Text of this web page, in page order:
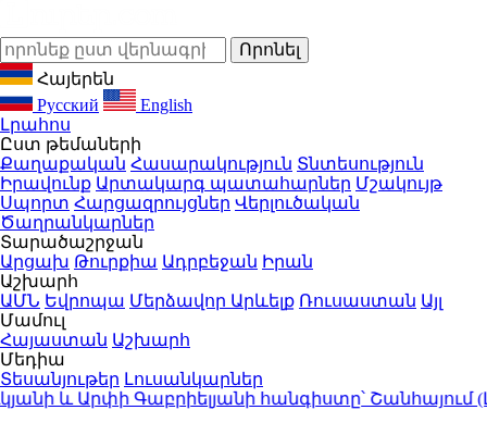
Հայերեն
Русский
English
Լրահոս
Ըստ թեմաների
Քաղաքական Հասարակություն Տնտեսություն
Իրավունք Արտակարգ պատահարներ Մշակույթ
Սպորտ Հարցազրույցներ Վերլուծական
Ծաղրանկարներ
Տարածաշրջան
Արցախ Թուրքիա Ադրբեջան Իրան
Աշխարհ
ԱՄՆ Եվրոպա Մերձավոր Արևելք Ռուսաստան Այլ
Մամուլ
Հայաստան Աշխարհ
Մեդիա
Տեսանյութեր Լուսանկարներ
և Արփի Գաբրիելյանի հանգիստը՝ Շանհայում